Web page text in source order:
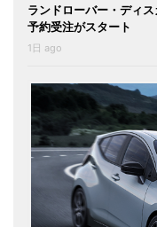
ランドローバー・ディ
予約受注がスタート
1日 ago